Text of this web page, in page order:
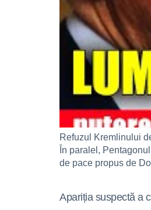
Refuzul Kremlinului
În paralel,
de pace propus de
Apariția suspectă a